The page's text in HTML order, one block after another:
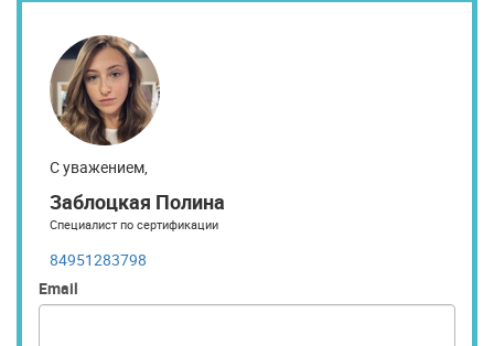
С уважением,
Заблоцкая Полина
Специалист по сертификации
84951283798
Email